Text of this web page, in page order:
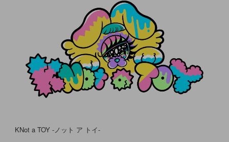
KNot a TOY -ノット ア トイ-